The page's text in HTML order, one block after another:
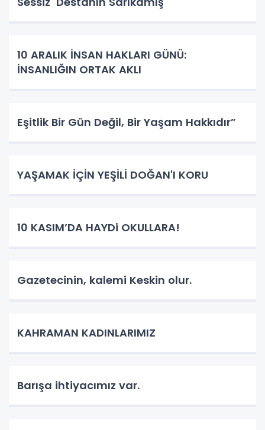
10 ARALIK İNSAN HAKLARI GÜNÜ:
İNSANLIĞIN ORTAK AKLI
Eşitlik Bir Gün Değil, Bir Yaşam Hakkıdır”
YAŞAMAK İÇİN YEŞİLİ DOĞAN'I KORU
10 KASIM’DA HAYDi OKULLARA!
Gazetecinin, kalemi Keskin olur.
KAHRAMAN KADINLARIMIZ
Barışa ihtiyacımız var.